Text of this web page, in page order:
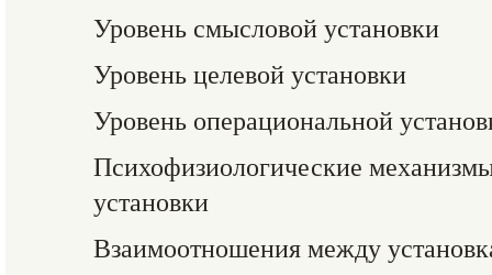
Уровень смысловой установки
Уровень целевой установки
Уровень операциональной
Психофизиологические
установки
Взаимоотношения между